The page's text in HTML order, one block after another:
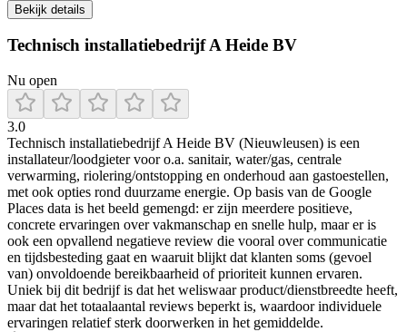
Bekijk details
Technisch installatiebedrijf A Heide BV
Nu open
3.0
Technisch installatiebedrijf A Heide BV (Nieuwleusen) is een
installateur/loodgieter voor o.a. sanitair, water/gas, centrale
verwarming, riolering/ontstopping en onderhoud aan gastoestellen,
met ook opties rond duurzame energie. Op basis van de Google
Places data is het beeld gemengd: er zijn meerdere positieve,
concrete ervaringen over vakmanschap en snelle hulp, maar er is
ook een opvallend negatieve review die vooral over communicatie
en tijdsbesteding gaat en waaruit blijkt dat klanten soms (gevoel
van) onvoldoende bereikbaarheid of prioriteit kunnen ervaren.
Uniek bij dit bedrijf is dat het weliswaar product/dienstbreedte heeft,
maar dat het totaalaantal reviews beperkt is, waardoor individuele
ervaringen relatief sterk doorwerken in het gemiddelde.